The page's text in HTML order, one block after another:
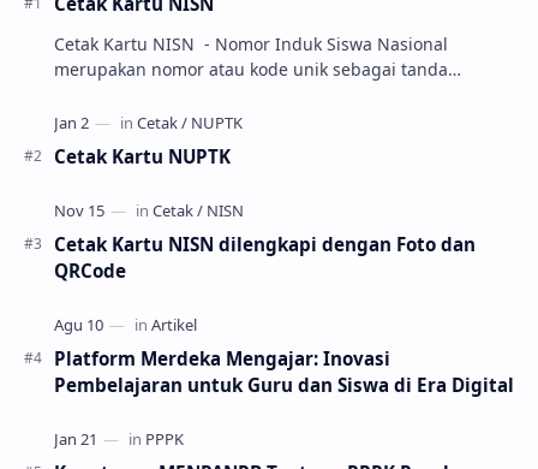
Cetak Kartu NISN - Nomor Induk Siswa Nasional
merupakan nomor atau kode unik sebagai tanda
Cetak Kartu NUPTK
Cetak Kartu NISN dilengkapi dengan Foto dan
QRCode
Platform Merdeka Mengajar: Inovasi
Pembelajaran untuk Guru dan Siswa di Era Digital